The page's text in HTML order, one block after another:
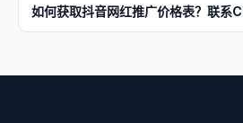
如何获取抖音网红推广价格表？联系